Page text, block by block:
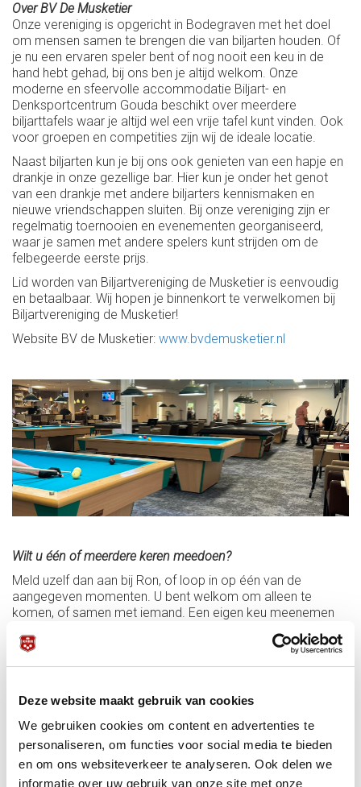
Deze website maakt gebruik van cookies
We gebruiken cookies om content en advertenties te
personaliseren, om functies voor social media te bieden
en om ons websiteverkeer te analyseren. Ook delen we
informatie over uw gebruik van onze site met onze
Over BV De Musketier
Onze vereniging is opgericht in Bodegraven met het doel
om mensen samen te brengen die van biljarten houden. Of
je nu een ervaren speler bent of nog nooit een keu in de
hand hebt gehad, bij ons ben je altijd welkom. Onze
moderne en sfeervolle accommodatie Biljart- en
Denksportcentrum Gouda beschikt over meerdere
biljarttafels waar je altijd wel een vrije tafel kunt vinden. Ook
voor groepen en competities zijn wij de ideale locatie.
Naast biljarten kun je bij ons ook genieten van een hapje en
drankje in onze gezellige bar. Hier kun je onder het genot
van een drankje met andere biljarters kennismaken en
nieuwe vriendschappen sluiten. Bij onze vereniging zijn er
regelmatig toernooien en evenementen georganiseerd,
waar je samen met andere spelers kunt strijden om de
felbegeerde eerste prijs.
Lid worden van Biljartvereniging de Musketier is eenvoudig
en betaalbaar. Wij hopen je binnenkort te verwelkomen bij
Biljartvereniging de Musketier!
Website BV de Musketier: www.bvdemusketier.nl
Wilt u één of meerdere keren meedoen?
Meld uzelf dan aan bij Ron, of loop in op één van de
aangegeven momenten. U bent welkom om alleen te
komen, of samen met iemand. Een eigen keu meenemen
(GRATIS!) meedoen?
Stuur een berichtje naar
o.v.v. "Tijd voor Krijt"
of naar projectleider vanuit de KNBB Michel Hofstede:
m.hofstede@knbb.nl Belangrijk voor clubs: op enkele van
de voorgaande startlocaties van Tijd voor Krijt is al sprake
van (significante) ledengroei! (Zie ookdit artikel)